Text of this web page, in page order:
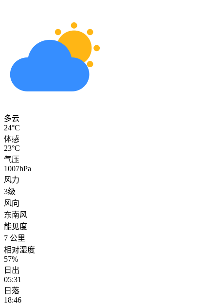
多云
24°C
体感
23°C
气压
1007hPa
风力
3级
风向
东南风
能见度
7 公里
相对湿度
57%
日出
05:31
日落
18:46